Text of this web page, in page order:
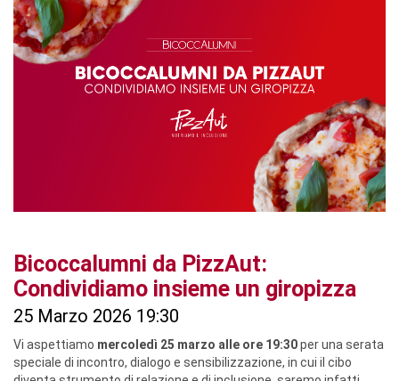
Bicoccalumni da PizzAut:
Condividiamo insieme un giropizza
25 Marzo 2026 19:30
Vi aspettiamo mercoledì 25 marzo alle ore 19:30per una serata
speciale di incontro, dialogo e sensibilizzazione, in cui il cibo